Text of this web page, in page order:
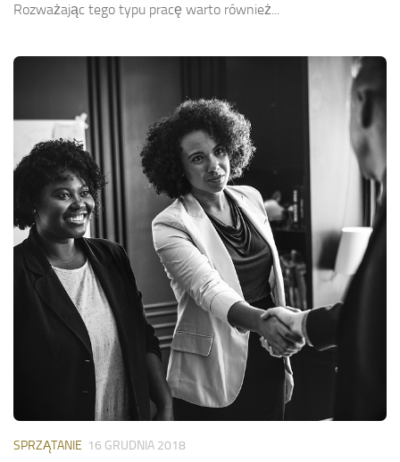
Rozważając tego typu pracę warto również...
SPRZĄTANIE 16 GRUDNIA 2018